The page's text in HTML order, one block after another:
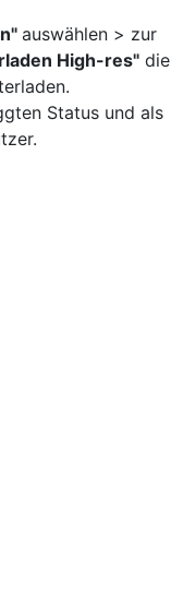
auswählen > zur
High-res" die
Status und als